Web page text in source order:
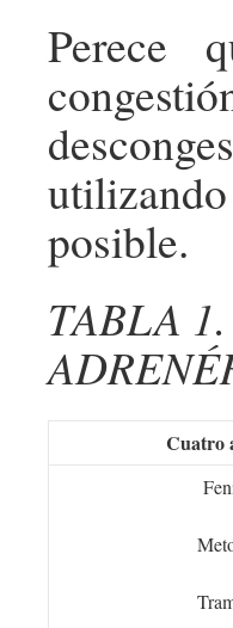
Perece
posible.
TABLA
Cuatro